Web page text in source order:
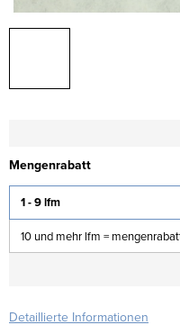
Mengenrabatt
1 - 9 lfm
10 und mehr lfm =
Detaillierte Informationen